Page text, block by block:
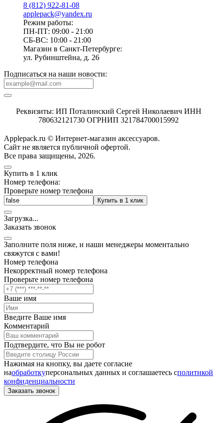
8 (812) 922-81-08
applepack@yandex.ru
Режим работы:
ПН-ПТ: 09:00 - 21:00
СБ-ВС: 10:00 - 21:00
Магазин в Санкт-Петербурге:
ул. Рубинштейна, д. 26
Подписаться на наши новости:
Реквизиты: ИП Поталинский Сергей Николаевич ИНН
780632121730 ОГРНИП 321784700015992
Applepack.ru © Интернет-магазин аксессуаров.
Cайт не является публичной офертой.
Все права защищены, 2026.
Купить в 1 клик
Номер телефона:
Проверьте номер телефона
Купить в 1 клик
Загрузка...
Заказать звонок
Заполните поля ниже, и наши менеджеры моментально
свяжутся с вами!
Номер телефона
Некорректный номер телефона
Проверьте номер телефона
Ваше имя
Введите Ваше имя
Комментарий
Подтвердите, что Вы не робот
Нажимая на кнопку, вы даете согласие
наобработкуперсональных данных и соглашаетесь cполитикой
конфиденциальности
Заказать звонок